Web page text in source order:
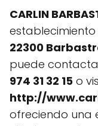
CARLIN
22300
puede
974 31 32 15 o
http://
ofreciendo una